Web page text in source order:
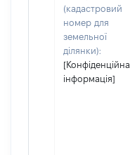
(кадастровий
номер для
земельної
ділянки):
[Конфіденційна
інформація]